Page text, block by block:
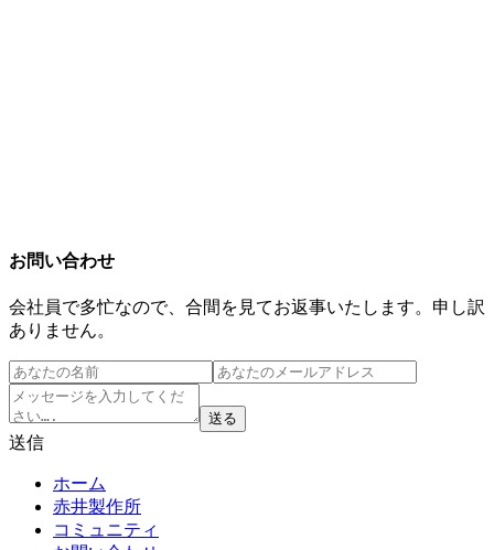
お問い合わせ
会社員で多忙なので、合間を見てお返事いたします。申し訳
ありません。
送る
送信
ホーム
赤井製作所
コミュニティ